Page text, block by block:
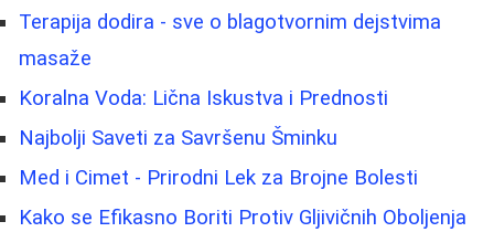
Terapija dodira - sve o blagotvornim dejstvima
masaže
Koralna Voda: Lična Iskustva i Prednosti
Najbolji Saveti za Savršenu Šminku
Med i Cimet - Prirodni Lek za Brojne Bolesti
Kako se Efikasno Boriti Protiv Gljivičnih Oboljenja